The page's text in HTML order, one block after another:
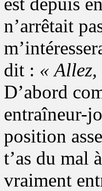
n’arrêtait
dit : « Allez,
D’abord
entraîneur-
position
t’as du mal
vraiment